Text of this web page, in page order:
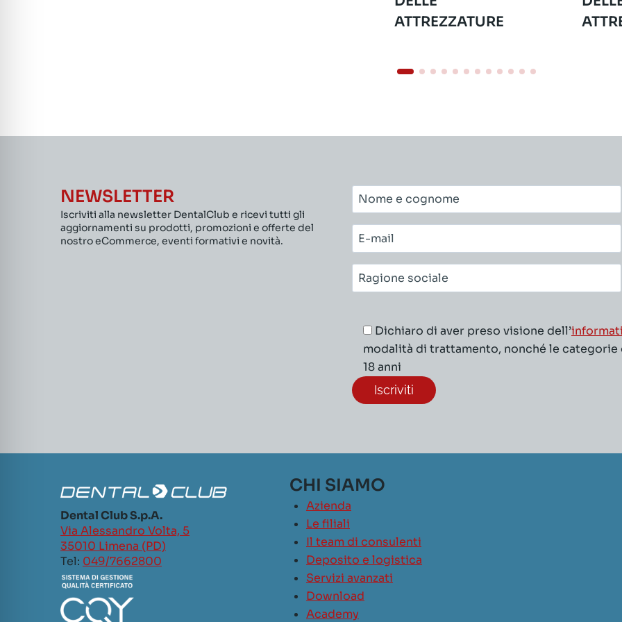
ATTREZZATURE
NEWSLETTER
Iscriviti alla newsletter DentalClub e ricevi tutti gli
aggiornamenti su prodotti, promozioni e offerte del
nostro eCommerce, eventi formativi e novità.
Nome
e
cognome*
E-
mail*
Ragione
sociale*
Dichiaro di aver preso visione dell’
modalità di trattamento, nonché le
18 anni
Dental Club S.p.A.
Via Alessandro Volta, 5
35010 Limena (PD)
Tel: 049/7662800
CHI SIAMO
Azienda
Le filiali
Il team di consulenti
Deposito e logistica
Servizi avanzati
Download
Academy